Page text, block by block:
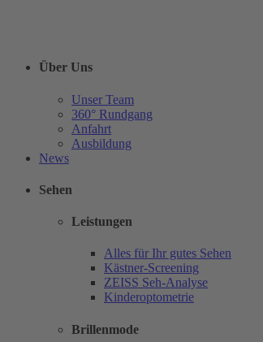
Über Uns
Unser Team
360° Rundgang
Anfahrt
Ausbildung
News
Sehen
Leistungen
Alles für Ihr gutes Sehen
Kästner-Screening
ZEISS Seh-Analyse
Kinderoptometrie
Brillenmode